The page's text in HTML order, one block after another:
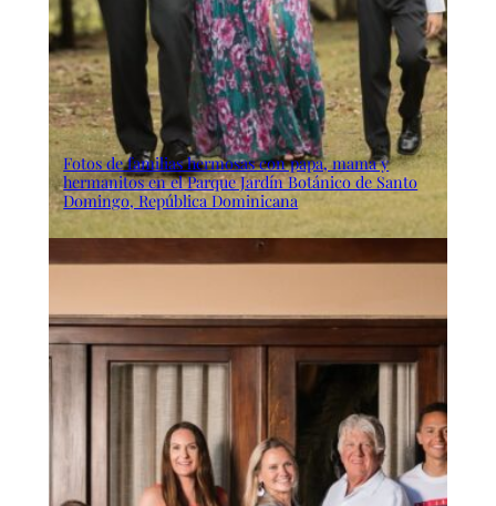
Fotos de familias hermosas con papa, mama y
hermanitos en el Parque Jardín Botánico de Santo
Domingo, República Dominicana